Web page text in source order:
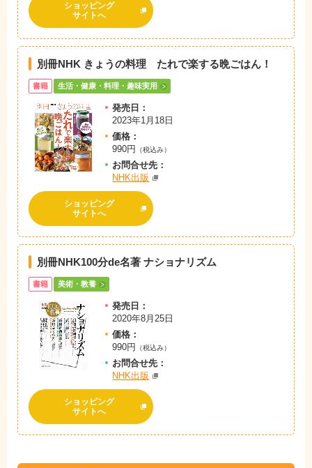
ショッピング
サイトへ
別冊NHK きょうの料理 たれで楽する晩ごはん！
書籍 生活・健康・料理・趣味実用
発売日：
2023年1月18日
価格：
990円
（税込み）
お問合せ先：
NHK出版
ショッピング
サイトへ
別冊NHK100分de名著 ナショナリズム
書籍 美術・教養
発売日：
2020年8月25日
価格：
990円
（税込み）
お問合せ先：
NHK出版
ショッピング
サイトへ